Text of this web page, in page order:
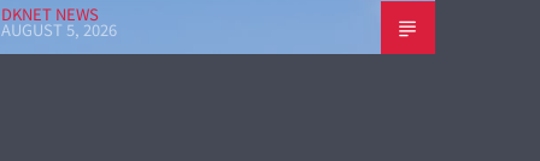
DKNET NEWS
AUGUST 5, 2026